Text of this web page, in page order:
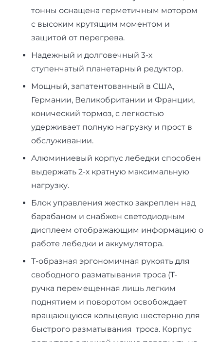
тонны оснащена герметичным мотором
с высоким крутящим моментом и
защитой от перегрева.
Надежный и долговечный 3-х
ступенчатый планетарный редуктор.
Мощный, запатентованный в США,
Германии, Великобритании и Франции,
конический тормоз, с легкостью
удерживает полную нагрузку и прост в
обслуживании.
Алюминиевый корпус лебедки способен
выдержать 2-х кратную максимальную
нагрузку.
Блок управления жестко закреплен над
барабаном и снабжен светодиодным
дисплеем отображающим информацию о
работе лебедки и аккумулятора.
Т-образная эргономичная рукоять для
свободного разматывания троса (T-
ручка перемещенная лишь легким
поднятием и поворотом освобождает
вращающуюся кольцевую шестерню для
быстрого разматывания троса. Корпус